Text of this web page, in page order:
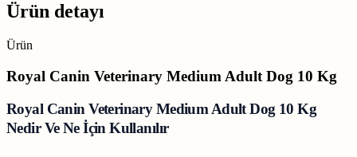
Ürün detayı
Ürün
Royal Canin Veterinary Medium Adult Dog 10 Kg
Royal Canin Veterinary Medium Adult Dog 10 Kg
Nedir Ve Ne İçin Kullanılır